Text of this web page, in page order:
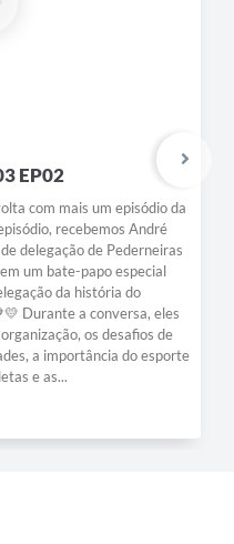
EP02
com mais um episódio da
recebemos André
delegação de Pederneiras
um bate-papo especial
da história do
Durante a conversa, eles
os desafios de
a importância do esporte
e as...